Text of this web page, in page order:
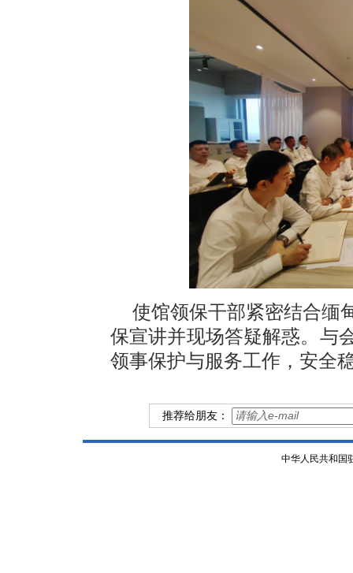
使馆领保干部紧密结合缅
保宣讲并现场答疑解惑。与
领事保护与服务工作，安全
推荐给朋友：
中华人民共和国